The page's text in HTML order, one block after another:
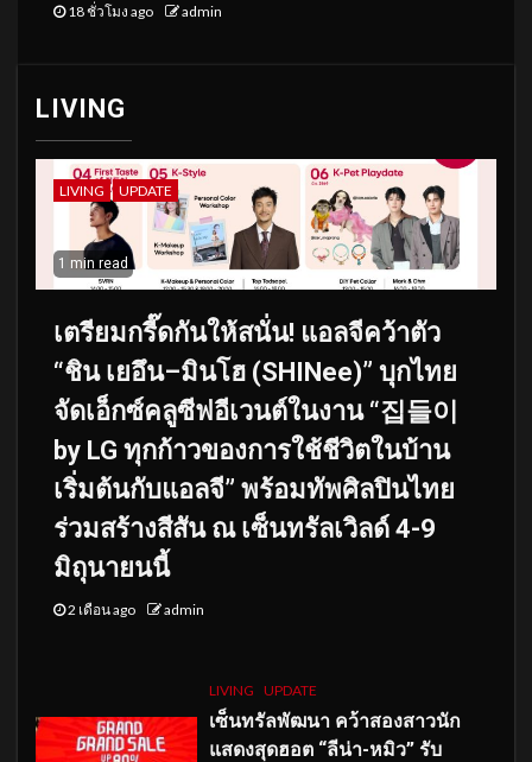
18 ชั่วโมง ago admin
LIVING
LIVING UPDATE
1 min read
เตรียมกรี๊ดกันให้สนั่น! แอลจีคว้าตัว
“ชิน เยอึน–มินโฮ (SHINee)” บุกไทย
จัดเอ็กซ์คลูซีฟอีเวนต์ในงาน “집들이
by LG ทุกก้าวของการใช้ชีวิตในบ้าน
เริ่มต้นกับแอลจี” พร้อมทัพศิลปินไทย
ร่วมสร้างสีสัน ณ เซ็นทรัลเวิลด์ 4-9
มิถุนายนนี้
2 เดือน ago admin
LIVING UPDATE
เซ็นทรัลพัฒนา คว้าสองสาวนัก
แสดงสุดฮอต “ลีน่า-หมิว” รับ